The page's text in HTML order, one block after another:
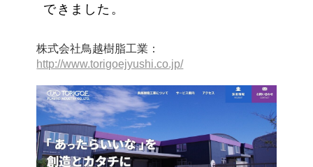
できました。
株式会社鳥越樹脂工業：
http://www.torigoejyushi.co.jp/